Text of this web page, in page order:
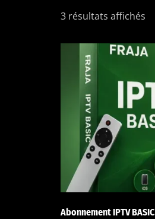
3 résultats affichés
Abonnement IPTV BASIC